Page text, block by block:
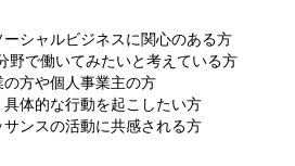
シャルビジネスに関心のある方
で働いてみたいと考えている方
方や個人事業主の方
体的な行動を起こしたい方
ンスの活動に共感される方